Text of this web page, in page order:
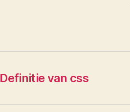
Definitie van css